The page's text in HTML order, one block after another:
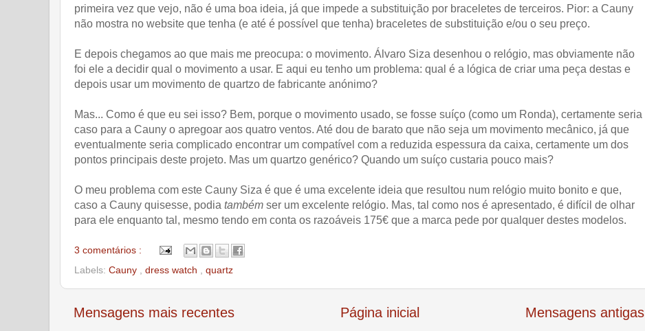
primeira vez que vejo, não é uma boa ideia, já que impede a substituição por braceletes de terceiros. Pior: a Cauny
não mostra no website que tenha (e até é possível que tenha) braceletes de substituição e/ou o seu preço.
E depois chegamos ao que mais me preocupa: o movimento. Álvaro Siza desenhou o relógio, mas obviamente não
foi ele a decidir qual o movimento a usar. E aqui eu tenho um problema: qual é a lógica de criar uma peça destas e
depois usar um movimento de quartzo de fabricante anónimo?
Mas... Como é que eu sei isso? Bem, porque o movimento usado, se fosse suíço (como um Ronda), certamente seria
caso para a Cauny o apregoar aos quatro ventos. Até dou de barato que não seja um movimento mecânico, já que
eventualmente seria complicado encontrar um compatível com a reduzida espessura da caixa, certamente um dos
pontos principais deste projeto. Mas um quartzo genérico? Quando um suíço custaria pouco mais?
O meu problema com este Cauny Siza é que é uma excelente ideia que resultou num relógio muito bonito e que,
caso a Cauny quisesse, podia também ser um excelente relógio. Mas, tal como nos é apresentado, é difícil de olhar
para ele enquanto tal, mesmo tendo em conta os razoáveis 175€ que a marca pede por qualquer destes modelos.
3 comentários :
Labels: Cauny dress watch quartz
Mensagens mais recentes Mensagens antigas
Página inicial